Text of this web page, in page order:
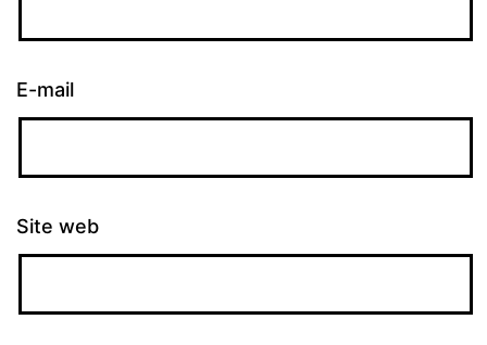
E-mail
Site web